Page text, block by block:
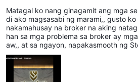
Matagal ko nang ginagamit ang mga
di ako magsasabi ng marami,, gusto
nakamahusay na broker na aking
han sa mga problema sa broker ay
aw,, at sa ngayon, napakasmooth ng
al.